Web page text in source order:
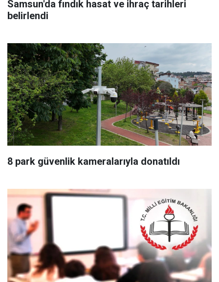
Samsun'da fındık hasat ve ihraç tarihleri
belirlendi
8 park güvenlik kameralarıyla donatıldı